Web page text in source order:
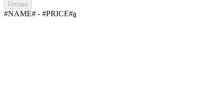
Готово
#NAME# - #PRICE#a